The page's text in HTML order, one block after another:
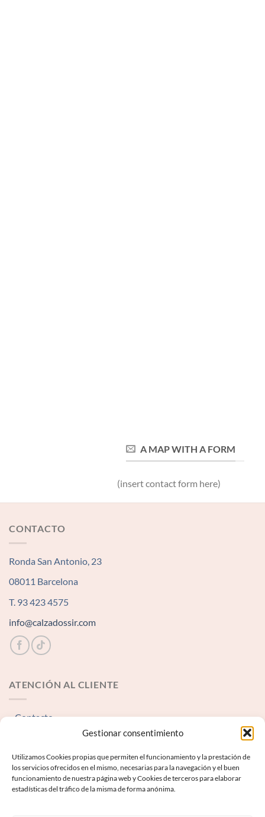
Gestionar consentimiento
Utilizamos Cookies propias que permiten el funcionamiento y la prestación de
los servicios ofrecidos en el mismo, necesarias para la navegación y el buen
funcionamiento de nuestra página web y Cookies de terceros para elaborar
estadísticas del tráfico de la misma de forma anónima.
A MAP WITH A FORM
(insert contact form here)
CONTACTO
Ronda San Antonio, 23
08011 Barcelona
T. 93 423 4575
info@calzadossir.com
ATENCIÓN AL CLIENTE
Contacto
INFORMACIÓN LEGAL
Aviso Legal